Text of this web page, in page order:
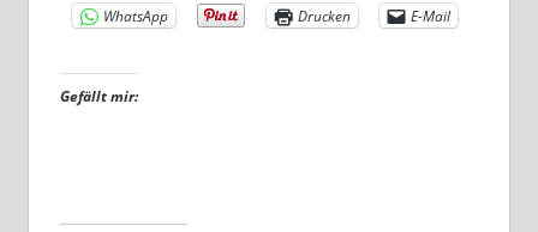
WhatsApp
Drucken E-Mail
Gefällt mir: